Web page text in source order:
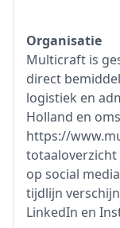
Organisatie
Multicraft is
direct
logistiek en
Holland en
https://
totaaloverzicht
op social
tijdlijn
LinkedIn en